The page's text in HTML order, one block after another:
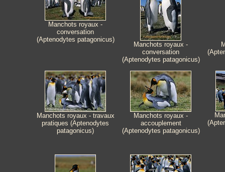
Manchots royaux -
conversation
(Aptenodytes patagonicus)
Manchots royaux -
conversation
(Aptenodytes patagonicus)
Manchots royaux - travaux
pratiques (Aptenodytes
patagonicus)
Manchots royaux -
accouplement
(Aptenodytes patagonicus)